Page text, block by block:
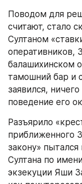
Поводом для
считают, стало
Султаном
оперативников,
балашихинском
тамошний бар и
заявился,
поведение его
Разъярило
приближенного
закону»
Султана по
экзекуции Яши